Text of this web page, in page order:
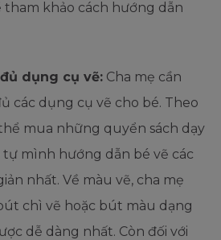
tham khảo cách hướng dẫn
dụng cụ vẽ: Cha mẹ cần
các dụng cụ vẽ cho bé. Theo
mua những quyển sách dạy
tự mình hướng dẫn bé vẽ các
nhất. Về màu vẽ, cha mẹ
chì vẽ hoặc bút màu dạng
dễ dàng nhất. Còn đối với